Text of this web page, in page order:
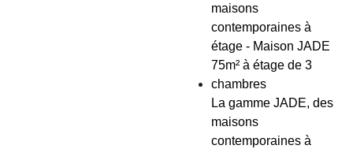
maisons
contemporaines à
étage - Maison JADE
75m² à étage de 3
chambres
La gamme JADE, des
maisons
contemporaines à